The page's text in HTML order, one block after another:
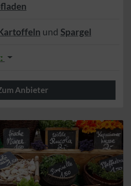
und Spargel
:
Anbieter